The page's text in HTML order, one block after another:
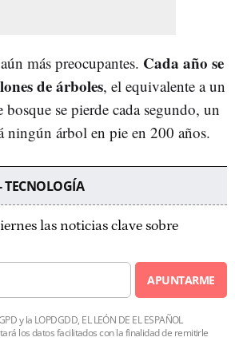
más preocupantes. Cada año se
de árboles, el equivalente a un
se pierde cada segundo, un
ningún árbol en pie en 200 años.
TECNOLOGÍA
las noticias clave sobre
APUNTARME
y la LOPDGDD, EL LEÓN DE EL ESPAÑOL
los datos facilitados con la finalidad de remitirle